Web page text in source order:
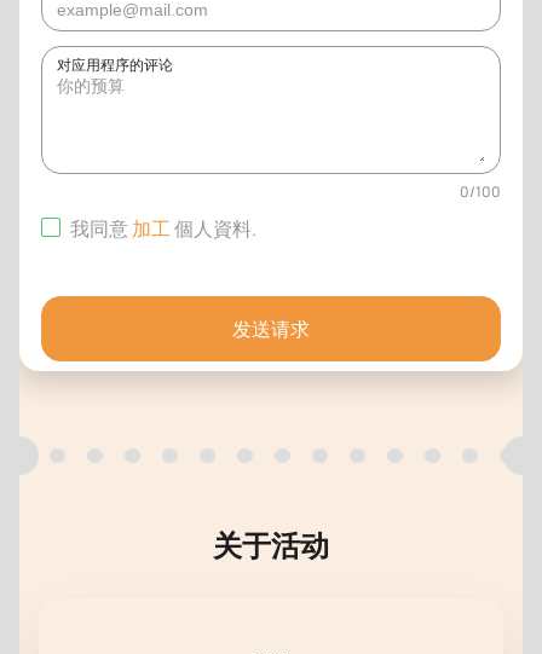
对应用程序的评论
0/100
我同意加工個人資料.
发送请求
关于活动